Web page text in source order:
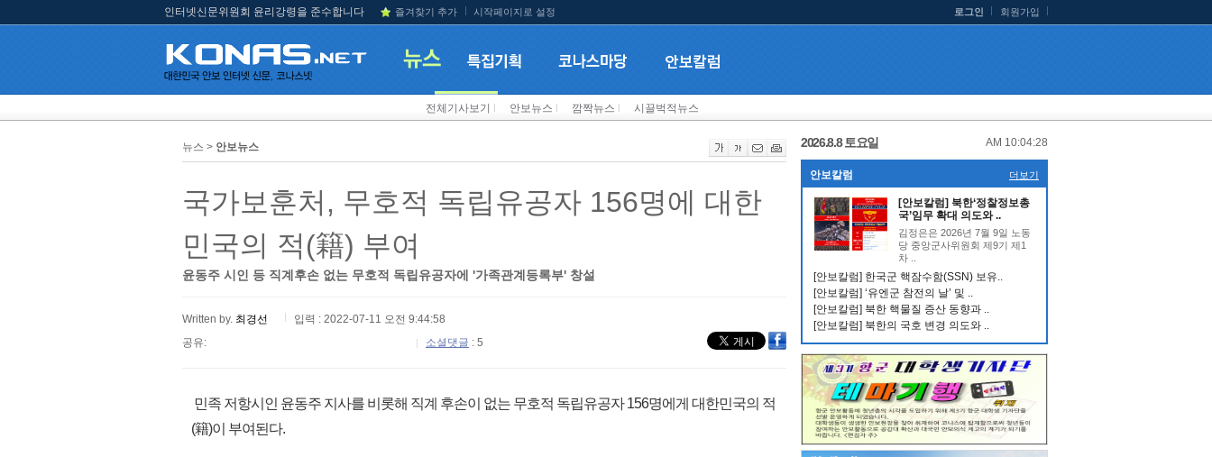
인터넷신문위원회 윤리강령을 준수합니다 즐겨찾기 추가 시작페이지로 설정 로그인 회원가입
전체기사보기 안보뉴스 깜짝뉴스 시끌벅적뉴스
뉴스 > 안보뉴스
국가보훈처, 무호적 독립유공자 156명에 대한
민국의 적(籍) 부여
윤동주 시인 등 직계후손 없는 무호적 독립유공자에 '가족관계등록부' 창설
Written by. 최경선
입력 : 2022-07-11 오전 9:44:58
공유:
소셜댓글 : 5
민족 저항시인 윤동주 지사를 비롯해 직계 후손이 없는 무호적 독립유공자 156명에게 대한민국의 적
(籍)이 부여된다.
2026.8.8 토요일 AM 10:04:29
안보칼럼 더보기
[안보칼럼] 북한‘정찰정보총
국’임무 확대 의도와 ..
김정은은 2026년 7월 9일 노동
당 중앙군사위원회 제9기 제1
차 ..
[안보칼럼] 한국군 핵잠수함(SSN) 보유..
[안보칼럼] ‘유엔군 참전의 날’ 및 ..
[안보칼럼] 북한 핵물질 증산 동향과 ..
[안보칼럼] 북한의 국호 변경 의도와 ..